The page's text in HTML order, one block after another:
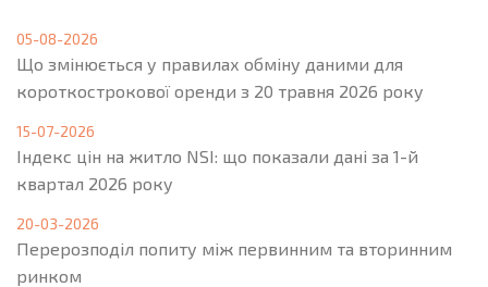
05-08-2026
Що змінюється у правилах обміну даними для
короткострокової оренди з 20 травня 2026 року
15-07-2026
Індекс цін на житло NSI: що показали дані за 1-й
квартал 2026 року
20-03-2026
Перерозподіл попиту між первинним та вторинним
ринком